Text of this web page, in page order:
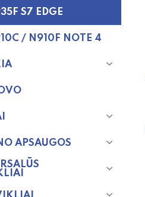
S7 EDGE
/ N910F NOTE 4
APSAUGOS